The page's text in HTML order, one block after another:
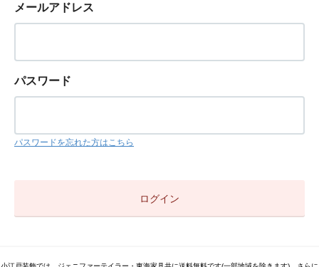
メールアドレス
パスワード
パスワードを忘れた方はこちら